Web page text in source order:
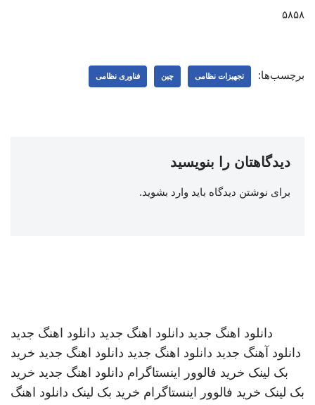
۵۸۵۸
برچسب‌ها: تجهیزات نظامی چین فناوری نظامی
دیدگاهتان را بنویسید
برای نوشتن دیدگاه باید وارد بشوید.
دانلود اهنگ جدید دانلود اهنگ جدید دانلود اهنگ جدید
دانلود آهنگ جدید دانلود اهنگ جدید دانلود اهنگ جدید خرید
بک لینک خرید فالوور اینستاگرام دانلود اهنگ جدید خرید
بک لینک خرید فالوور اینستاگرام خرید بک لینک دانلود اهنگ